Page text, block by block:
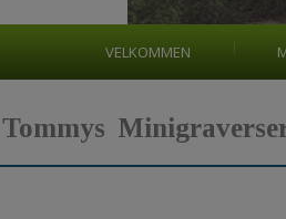
VELKOMMEN